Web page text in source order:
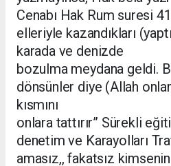
Cenabı Hak Rum suresi
elleriyle kazandıkları
karada ve denizde
bozulma meydana geldi.
dönsünler diye (Allah
kısmını
onlara tattırır” Sürekli
denetim ve Karayolları
amasız,, fakatsız kimsenin